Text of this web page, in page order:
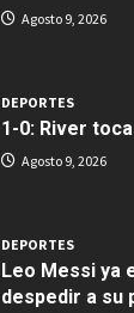
aire
Buñuelos de
COCINA
Agosto 9, 2026
DEPORTES
1-0: River
Agosto 9, 2026
DEPORTES
Leo Messi ya
despedir a su